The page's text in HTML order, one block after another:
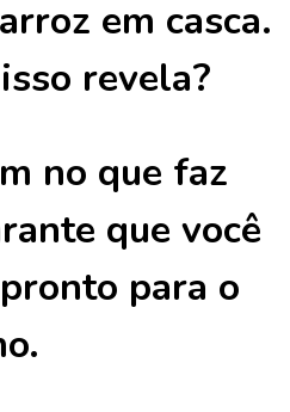
em casca.
revela?
no que faz
que você
para o